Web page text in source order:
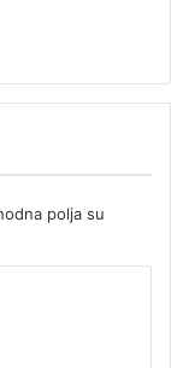
polja su